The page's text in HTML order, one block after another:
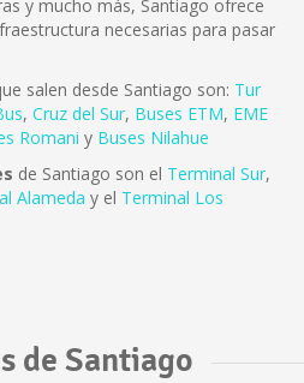
y mucho más, Santiago ofrece
necesarias para pasar
salen desde Santiago son: Tur
, Cruz del Sur, Buses ETM, EME
Romani y Buses Nilahue
de Santiago son el Terminal Sur,
Alameda y el Terminal Los
de Santiago